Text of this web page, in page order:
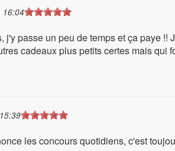
16:04
j'y passe un peu de temps et ça paye !!
cadeaux plus petits certes mais qui
les concours quotidiens, c'est